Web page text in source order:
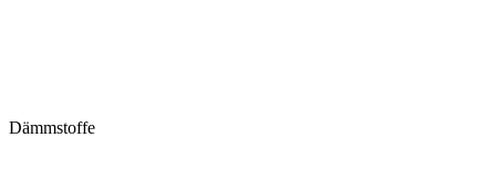
Dämmstoffe